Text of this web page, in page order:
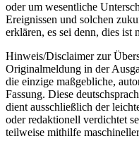
oder um wesentliche
Ereignissen und solchen
erklären, es sei denn, dies ist
Hinweis/Disclaimer zur
Originalmeldung in der
die einzige maßgebliche,
Fassung. Diese
dient ausschließlich der
oder redaktionell verdichtet
teilweise mithilfe